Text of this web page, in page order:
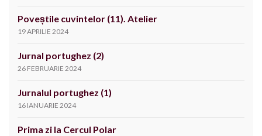
Poveștile cuvintelor (11). Atelier
19 APRILIE 2024
Jurnal portughez (2)
26 FEBRUARIE 2024
Jurnalul portughez (1)
16 IANUARIE 2024
Prima zi la Cercul Polar